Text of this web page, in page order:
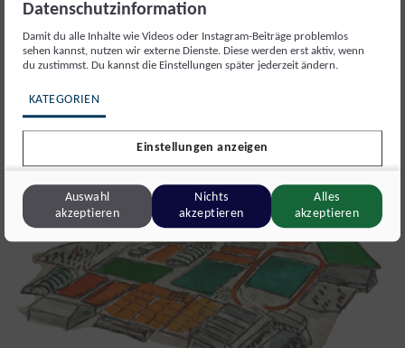
Der Postsportplatz in Hernals
Unsere Dossiers begleiten Themen über Wochen oder Monate
ordnen Entwicklungen ein und ergänzen neue Erkenntnisse
laufend. So entsteht eine Recherche, die mit dem Thema
Datenschutzinformation
Damit du alle Inhalte wie Videos oder Instagram-Beiträge problemlos
sehen kannst, nutzen wir externe Dienste. Diese werden erst aktiv, wenn
du zustimmst. Du kannst die Einstellungen später jederzeit ändern.
KATEGORIEN
Einstellungen anzeigen
Auswahl
akzeptieren
Nichts
akzeptieren
Alles
akzeptieren